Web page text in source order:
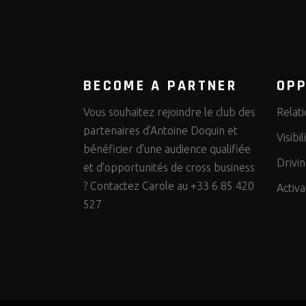
BECOME A PARTNER
Vous souhaitez rejoindre le club des
partenaires d’Antoine Doquin et
bénéficier d’une audience qualifiée
et d’opportunités de cross business
? Contactez Carole au +33 6 85 420
527